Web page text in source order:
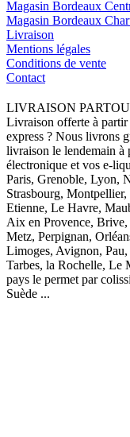
Magasin Bordeaux
Magasin Bordeaux
Livraison
Mentions légales
Conditions de vente
Contact
LIVRAISON
Livraison offerte à
express ? Nous livrons
livraison le lendemain à
électronique et vos e-
Paris, Grenoble, Lyon,
Strasbourg,
Etienne, Le Havre,
Aix en Provence,
Metz, Perpignan,
Limoges, Avignon,
Tarbes, la Rochelle, Le
pays le permet par
Suède ...